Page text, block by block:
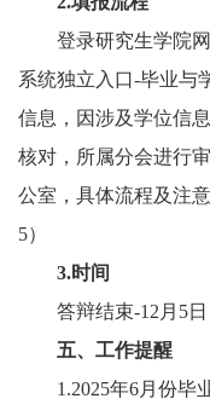
登录研究生学院
系统独立入口-毕业与
信息，因涉及学位信
核对，所属分会进行
公室，具体流程及注
5）
3.时间
答辩结束-12月5日
五、工作提醒
1.2025年6月份毕